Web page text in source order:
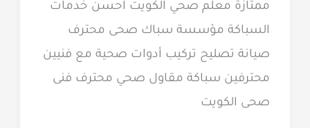
ممتازة معلم صحي الكويت احسن خدمات
السباكة مؤسسة سباك صحى محترف
صيانة تصليح تركيب أدوات صحية مع فنيين
محترفين سباكة مقاول صحي محترف فنى
صحى الكويت